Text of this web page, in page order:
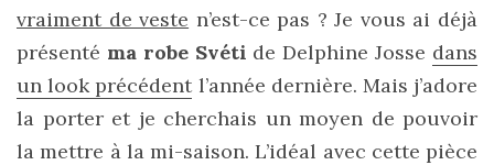
vraiment de veste n’est-ce pas ? Je vous ai déjà
présenté ma robe Svéti de Delphine Josse dans
un look précédentl’année dernière. Mais j’adore
la porter et je cherchais un moyen de pouvoir
la mettre à la mi-saison. L’idéal avec cette pièce